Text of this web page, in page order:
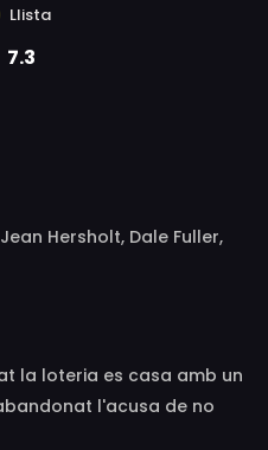
Llista
7.3
Hersholt, Dale Fuller,
Conklin, Joan
Fulton, Florence Gibson,
Jewell, Tiny Jones,
von Ritzau, Erich von
la loteria es casa amb un
l'acusa de no
tal. A causa d'això, el